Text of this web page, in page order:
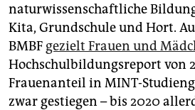
naturwissenschaftliche
Kita, Grundschule und Hort.
BMBF gezielt Frauen und
Hochschulbildungsreport von
Frauenanteil in MINT-
zwar gestiegen – bis 2020